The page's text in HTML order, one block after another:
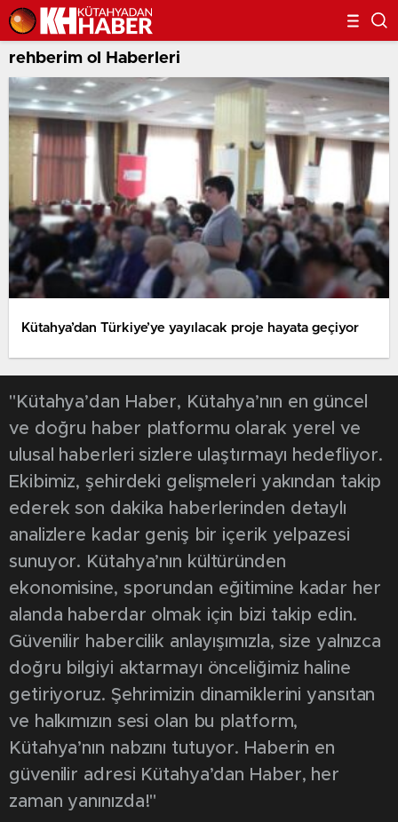
rehberim ol Haberleri
Kütahya’dan Türkiye’ye yayılacak proje hayata geçiyor
"Kütahya’dan Haber, Kütahya’nın en güncel
ve doğru haber platformu olarak yerel ve
ulusal haberleri sizlere ulaştırmayı hedefliyor.
Ekibimiz, şehirdeki gelişmeleri yakından takip
ederek son dakika haberlerinden detaylı
analizlere kadar geniş bir içerik yelpazesi
sunuyor. Kütahya’nın kültüründen
ekonomisine, sporundan eğitimine kadar her
alanda haberdar olmak için bizi takip edin.
Güvenilir habercilik anlayışımızla, size yalnızca
doğru bilgiyi aktarmayı önceliğimiz haline
getiriyoruz. Şehrimizin dinamiklerini yansıtan
ve halkımızın sesi olan bu platform,
Kütahya’nın nabzını tutuyor. Haberin en
güvenilir adresi Kütahya’dan Haber, her
zaman yanınızda!"